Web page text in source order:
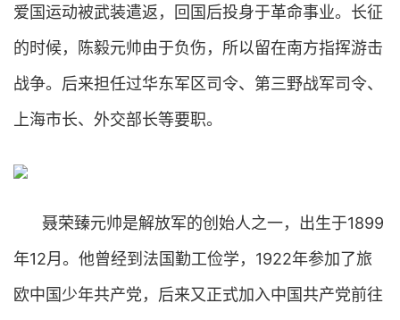
爱国运动被武装遣返，回国后投身于革命事业。长征
的时候，陈毅元帅由于负伤，所以留在南方指挥游击
战争。后来担任过华东军区司令、第三野战军司令、
上海市长、外交部长等要职。
聂荣臻元帅是解放军的创始人之一，出生于1899
年12月。他曾经到法国勤工俭学，1922年参加了旅
欧中国少年共产党，后来又正式加入中国共产党前往